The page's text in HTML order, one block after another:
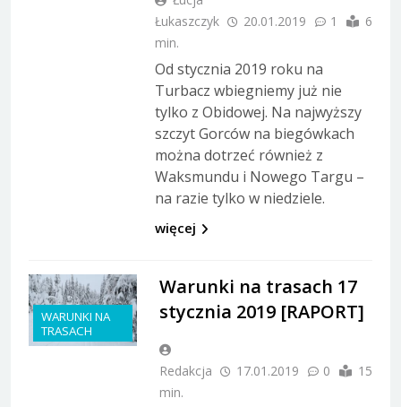
Łukaszczyk
20.01.2019 1
6
min.
Od stycznia 2019 roku na
Turbacz wbiegniemy już nie
tylko z Obidowej. Na najwyższy
szczyt Gorców na biegówkach
można dotrzeć również z
Waksmundu i Nowego Targu –
na razie tylko w niedziele.
więcej
WARUNKI NA
TRASACH
Warunki na trasach 17
stycznia 2019 [RAPORT]
Redakcja 17.01.2019 0
15
min.